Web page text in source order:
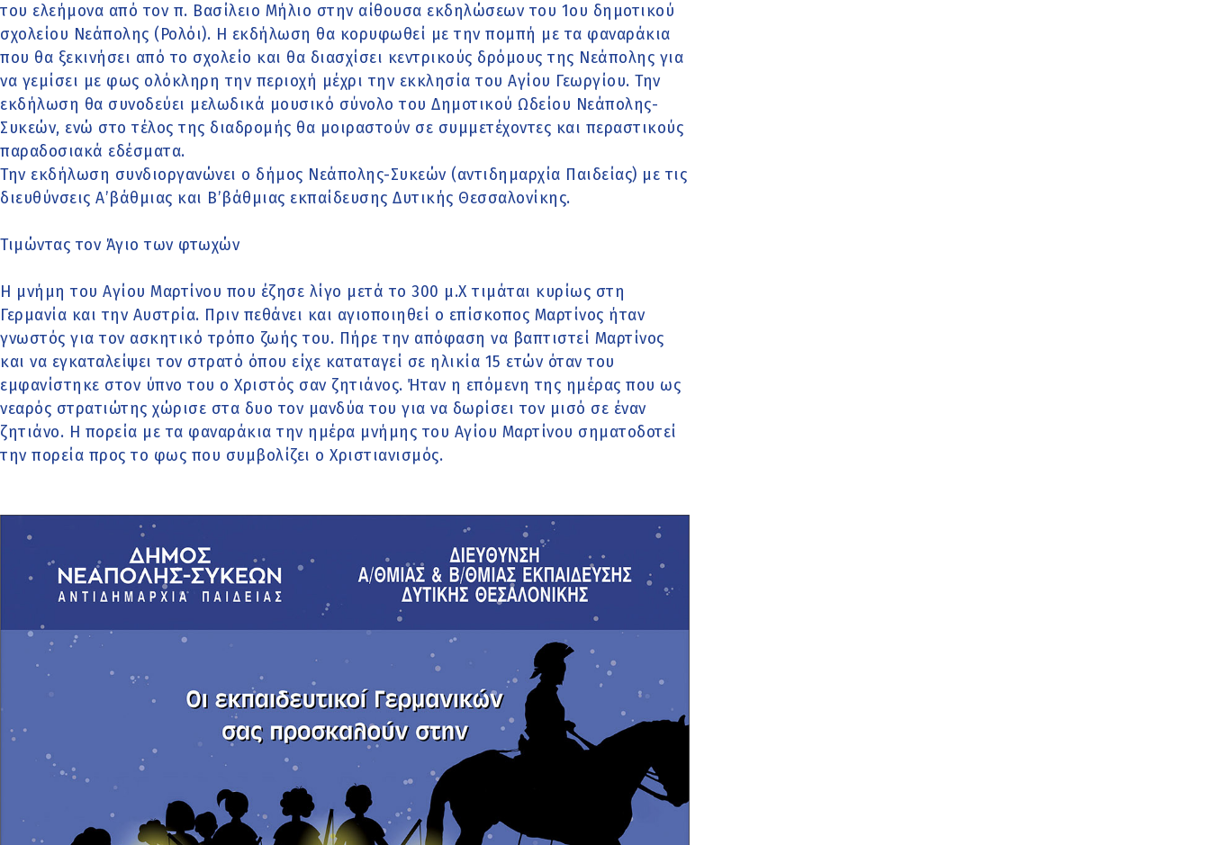
του ελεήμονα από τον π. Βασίλειο Μήλιο στην αίθουσα εκδηλώσεων του 1ου δημοτικού
σχολείου Νεάπολης (Ρολόι). Η εκδήλωση θα κορυφωθεί με την πομπή με τα φαναράκια
που θα ξεκινήσει από το σχολείο και θα διασχίσει κεντρικούς δρόμους της Νεάπολης για
να γεμίσει με φως ολόκληρη την περιοχή μέχρι την εκκλησία του Αγίου Γεωργίου. Την
εκδήλωση θα συνοδεύει μελωδικά μουσικό σύνολο του Δημοτικού Ωδείου Νεάπολης-
Συκεών, ενώ στο τέλος της διαδρομής θα μοιραστούν σε συμμετέχοντες και περαστικούς
παραδοσιακά εδέσματα.
Την εκδήλωση συνδιοργανώνει ο δήμος Νεάπολης-Συκεών (αντιδημαρχία Παιδείας) με τις
διευθύνσεις Α’βάθμιας και Β’βάθμιας εκπαίδευσης Δυτικής Θεσσαλονίκης.
Τιμώντας τον Άγιο των φτωχών
Η μνήμη του Αγίου Μαρτίνου που έζησε λίγο μετά το 300 μ.Χ τιμάται κυρίως στη
Γερμανία και την Αυστρία. Πριν πεθάνει και αγιοποιηθεί ο επίσκοπος Μαρτίνος ήταν
γνωστός για τον ασκητικό τρόπο ζωής του. Πήρε την απόφαση να βαπτιστεί Μαρτίνος
και να εγκαταλείψει τον στρατό όπου είχε καταταγεί σε ηλικία 15 ετών όταν του
εμφανίστηκε στον ύπνο του ο Χριστός σαν ζητιάνος. Ήταν η επόμενη της ημέρας που ως
νεαρός στρατιώτης χώρισε στα δυο τον μανδύα του για να δωρίσει τον μισό σε έναν
ζητιάνο. H πορεία με τα φαναράκια την ημέρα μνήμης του Αγίου Μαρτίνου σηματοδοτεί
την πορεία προς το φως που συμβολίζει ο Χριστιανισμός.